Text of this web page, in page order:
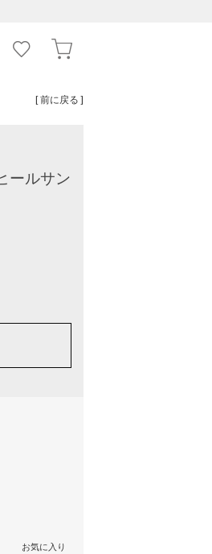
[ 前に戻る ]
ールサン
お気に入り